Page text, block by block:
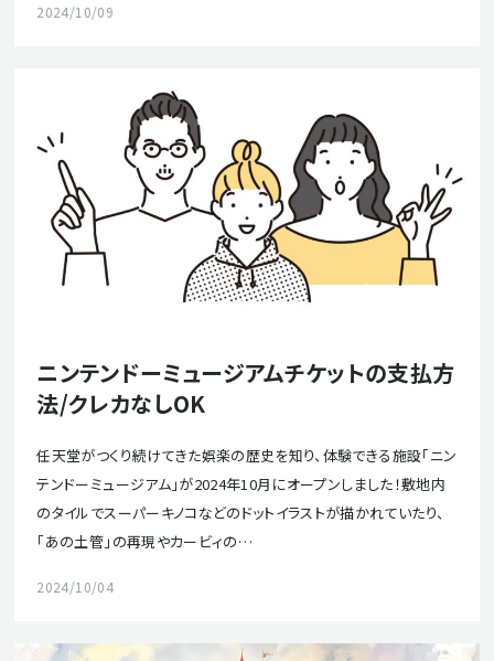
2024/10/09
ニンテンドーミュージアムチケットの支払方
法/クレカなしOK
任天堂がつくり続けてきた娯楽の歴史を知り、体験できる施設「ニン
テンドーミュージアム」が2024年10月にオープンしました！敷地内
のタイルでスーパーキノコなどのドットイラストが描かれていたり、
「あの土管」の再現やカービィの…
2024/10/04